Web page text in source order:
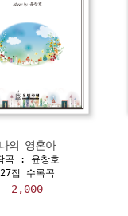
나의 영혼아
곡 : 윤창호
27집 수록곡
2,000